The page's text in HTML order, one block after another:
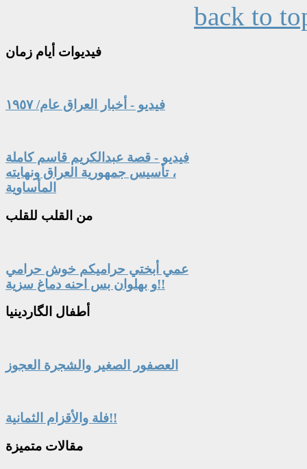
back to
فيديوات أيام زمان
فيديو - أخبار العراق عام/ ١٩٥٧
فيديو - قصة عبدالكريم قاسم كاملة
، تأسيس جمهورية العراق ونهايته
المأساوية
من القلب للقلب
عمي أبختي حراميكم خوش حرامي
و بهلوان بس احنه دماغ سزية!!
أطفال الگاردينيا
العصفور الصغير والشجرة العجوز
فلة والأقزام الثمانية!!
مقالات متميزة